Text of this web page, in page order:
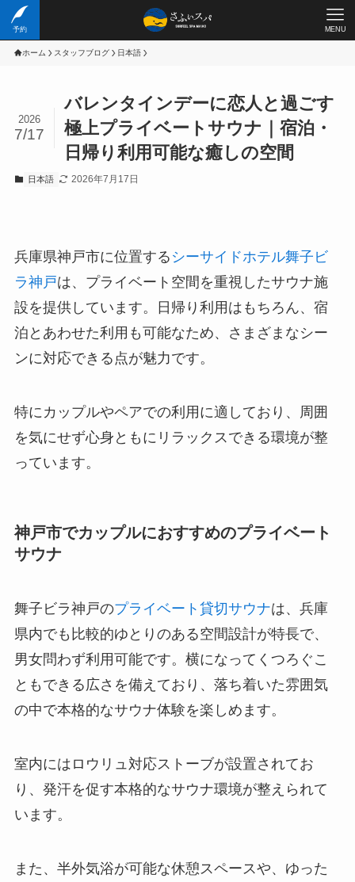
予約 MENU
ホーム スタッフブログ 日本語
バレンタインデーに恋人と過ごす
極上プライベートサウナ｜宿泊・
日帰り利用可能な癒しの空間
2026
7/17
日本語 2026年7月17日
兵庫県神戸市に位置する シーサイドホテル舞子ビ
ラ神戸は、プライベート空間を重視したサウナ施
設を提供しています。日帰り利用はもちろん、宿
泊とあわせた利用も可能なため、さまざまなシー
ンに対応できる点が魅力です。
特にカップルやペアでの利用に適しており、周囲
を気にせず心身ともにリラックスできる環境が整
っています。
神戸市でカップルにおすすめのプライベート
サウナ
舞子ビラ神戸のプライベート貸切サウナは、兵庫
県内でも比較的ゆとりのある空間設計が特長で、
男女問わず利用可能です。横になってくつろぐこ
ともできる広さを備えており、落ち着いた雰囲気
の中で本格的なサウナ体験を楽しめます。
室内にはロウリュ対応ストーブが設置されてお
り、発汗を促す本格的なサウナ環境が整えられて
います。
また、半外気浴が可能な休憩スペースや、ゆった